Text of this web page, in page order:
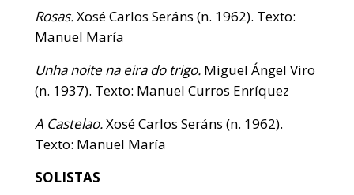
Rosas.Xosé Carlos Seráns (n. 1962). Texto:
Manuel María
Unha noite na eira do trigo. Miguel Ángel Viro
(n. 1937). Texto: Manuel Curros Enríquez
A Castelao.Xosé Carlos Seráns (n. 1962).
Texto: Manuel María
SOLISTAS